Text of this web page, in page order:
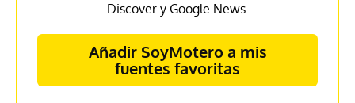
Discover y Google News.
Añadir SoyMotero a mis
fuentes favoritas